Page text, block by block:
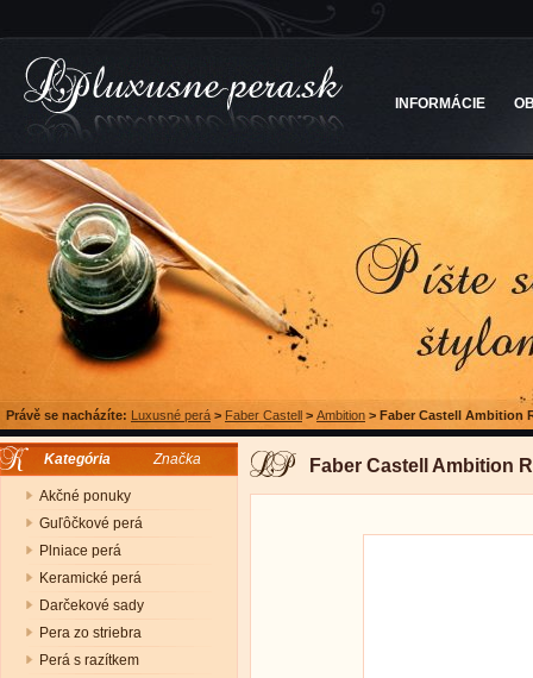
INFORMÁCIE
Právě se nacházíte: Luxusné perá > Faber Castell > Ambition > Faber Castell Ambition
Kategória Značka
Akčné ponuky
Guľôčkové perá
Plniace perá
Keramické perá
Darčekové sady
Pera zo striebra
Perá s razítkem
Faber Castell Ambition